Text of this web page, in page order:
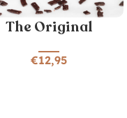
The Original
€12,95